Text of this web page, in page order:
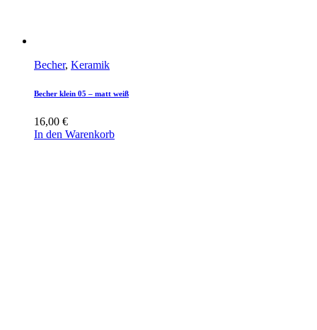
Becher, Keramik
Becher klein 05 – matt weiß
16,00 €
In den Warenkorb